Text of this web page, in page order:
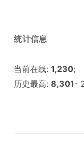
统计信息
当前在线:1,230;
历史最高:8,301-